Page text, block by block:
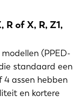
of X, R, Z1,
(PPED-
standaard een
assen hebben
en kortere